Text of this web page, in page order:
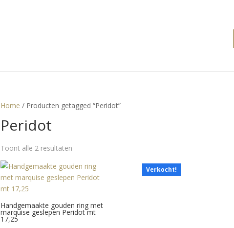
Home / Producten getagged “Peridot”
Peridot
Toont alle 2 resultaten
Handgemaakte gouden ring met
marquise geslepen Peridot mt
17,25
Verkocht!